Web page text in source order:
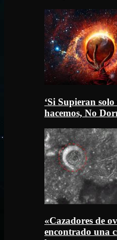
‘Si Supieran
hacemos, No
«Cazadores de
encontrado una